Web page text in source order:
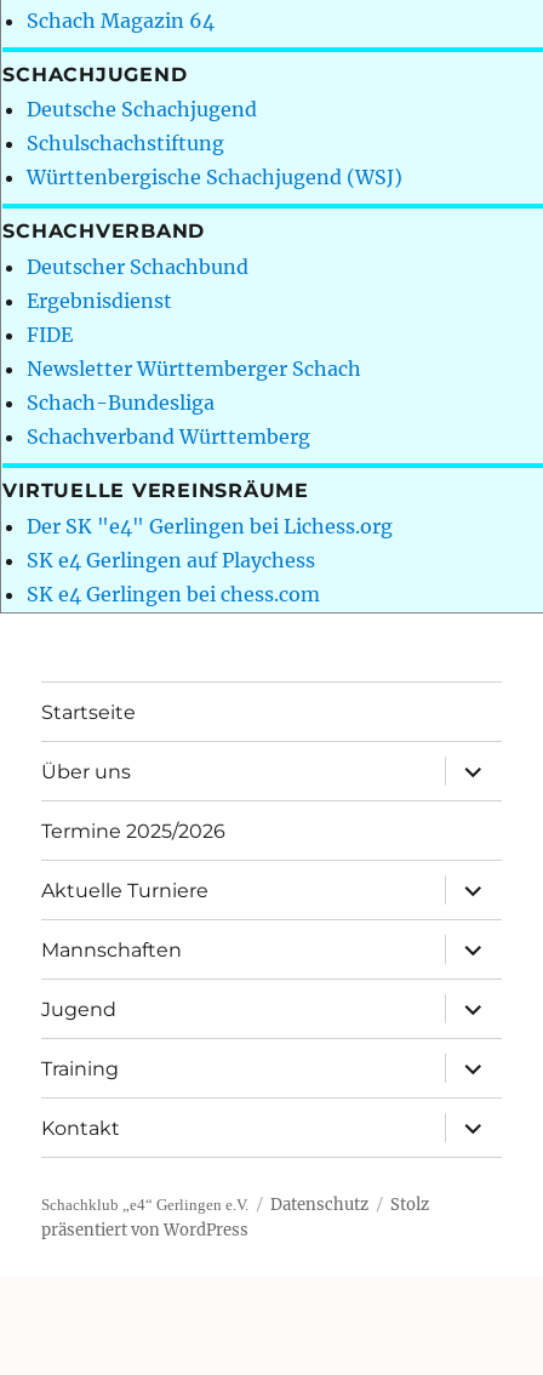
Schach Magazin 64
SCHACHJUGEND
Deutsche Schachjugend
Schulschachstiftung
Württenbergische Schachjugend (WSJ)
SCHACHVERBAND
Deutscher Schachbund
Ergebnisdienst
FIDE
Newsletter Württemberger Schach
Schach-Bundesliga
Schachverband Württemberg
VIRTUELLE VEREINSRÄUME
Der SK "e4" Gerlingen bei Lichess.org
SK e4 Gerlingen auf Playchess
SK e4 Gerlingen bei chess.com
Startseite
Über uns
öffnen
Termine 2025/2026
Aktuelle Turniere
öffnen
Mannschaften
öffnen
Jugend
öffnen
Training
öffnen
Kontakt
öffnen
Schachklub „e4“ Gerlingen e.V. Datenschutz
Stolz
präsentiert von WordPress